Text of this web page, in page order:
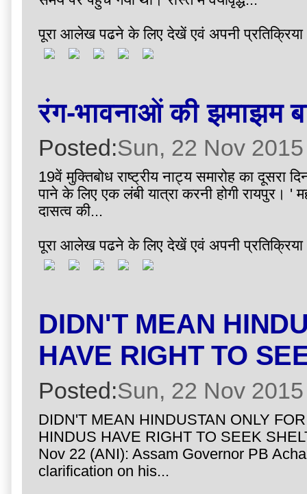
पूरा आलेख पढने के लिए देखें एवं अपनी
रंग-भावनाओं की झमाझम
Posted:Sun, 22 Nov
19वें मुक्तिबोध राष्ट्रीय नाट्य समारोह का दूसरा
पाने के लिए एक लंबी यात्रा करनी होगी रायपुर। '
दासत्व की...
पूरा आलेख पढने के लिए देखें एवं अपनी
DIDN'T MEAN
HAVE RIGHT TO
Posted:Sun, 22 Nov
DIDN'T MEAN HINDUSTAN ONLY
HINDUS HAVE RIGHT TO SEEK
Nov 22 (ANI): Assam Governor PB
clarification on his...